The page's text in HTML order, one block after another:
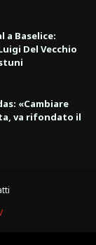
a Baselice:
Del Vecchio
«Cambiare
va rifondato il